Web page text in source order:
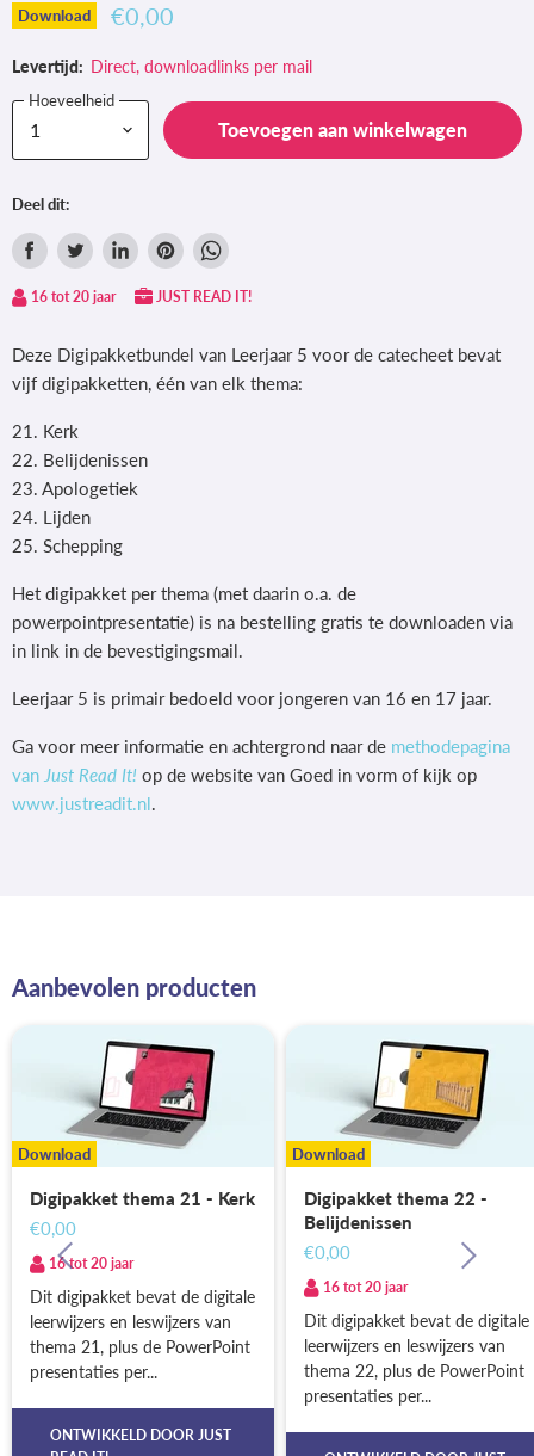
Download €0,00
Levertijd: Direct, downloadlinks per mail
Hoeveelheid
Toevoegen aan winkelwagen
Deel dit:
Delen
via
Tweet
op
Deel
op
Pin
op
Deel
via
16 tot 20 jaar JUST READ IT!
Deze Digipakketbundel van Leerjaar 5 voor de catecheet bevat
vijf digipakketten, één van elk thema:
21. Kerk
22. Belijdenissen
23. Apologetiek
24. Lijden
25. Schepping
Het digipakket per thema (met daarin o.a. de
powerpointpresentatie) is na bestelling gratis te downloaden via
in link in de bevestigingsmail.
Leerjaar 5 is primair bedoeld voor jongeren van 16 en 17 jaar.
Ga voor meer informatie en achtergrond naar de methodepagina
van Just Read It! op de website van Goed in vorm of kijk op
www.justreadit.nl.
Aanbevolen producten
Download
Digipakket thema 21 - Kerk
€0,00
16 tot 20 jaar
Dit digipakket bevat de digitale
leerwijzers en leswijzers van
thema 21, plus de PowerPoint
presentaties per...
ONTWIKKELD DOOR JUST
Download
Digipakket thema 22 -
Belijdenissen
€0,00
16 tot 20 jaar
Dit digipakket bevat de digitale
leerwijzers en leswijzers van
thema 22, plus de PowerPoint
presentaties per...